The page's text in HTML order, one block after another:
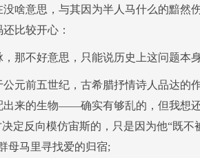
啥意思，与其因为半人马什么的黯然
比较开心：
那不好意思，只能说历史上这问题本
元前五世纪，古希腊抒情诗人品达的
来的生物——确实有够乱的，但我想
定反向模仿宙斯的，只是因为他“既不
母马里寻找爱的归宿;